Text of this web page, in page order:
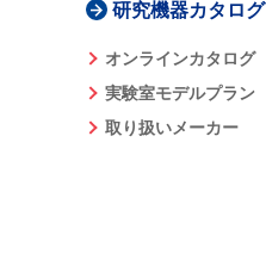
研究機器カタログ
オンラインカタログ
実験室モデルプラン
取り扱いメーカー